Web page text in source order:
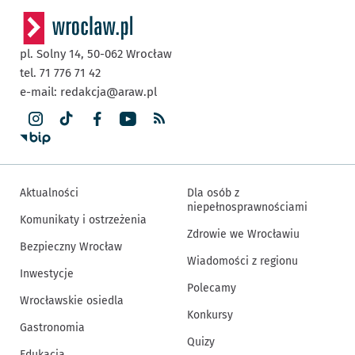
pl. Solny 14, 50-062 Wrocław
tel. 71 776 71 42
e-mail: redakcja@araw.pl
Aktualności
Komunikaty i ostrzeżenia
Bezpieczny Wrocław
Inwestycje
Wrocławskie osiedla
Gastronomia
Dla osób z
niepełnosprawnościami
Zdrowie we Wrocławiu
Wiadomości z regionu
Polecamy
Konkursy
Quizy